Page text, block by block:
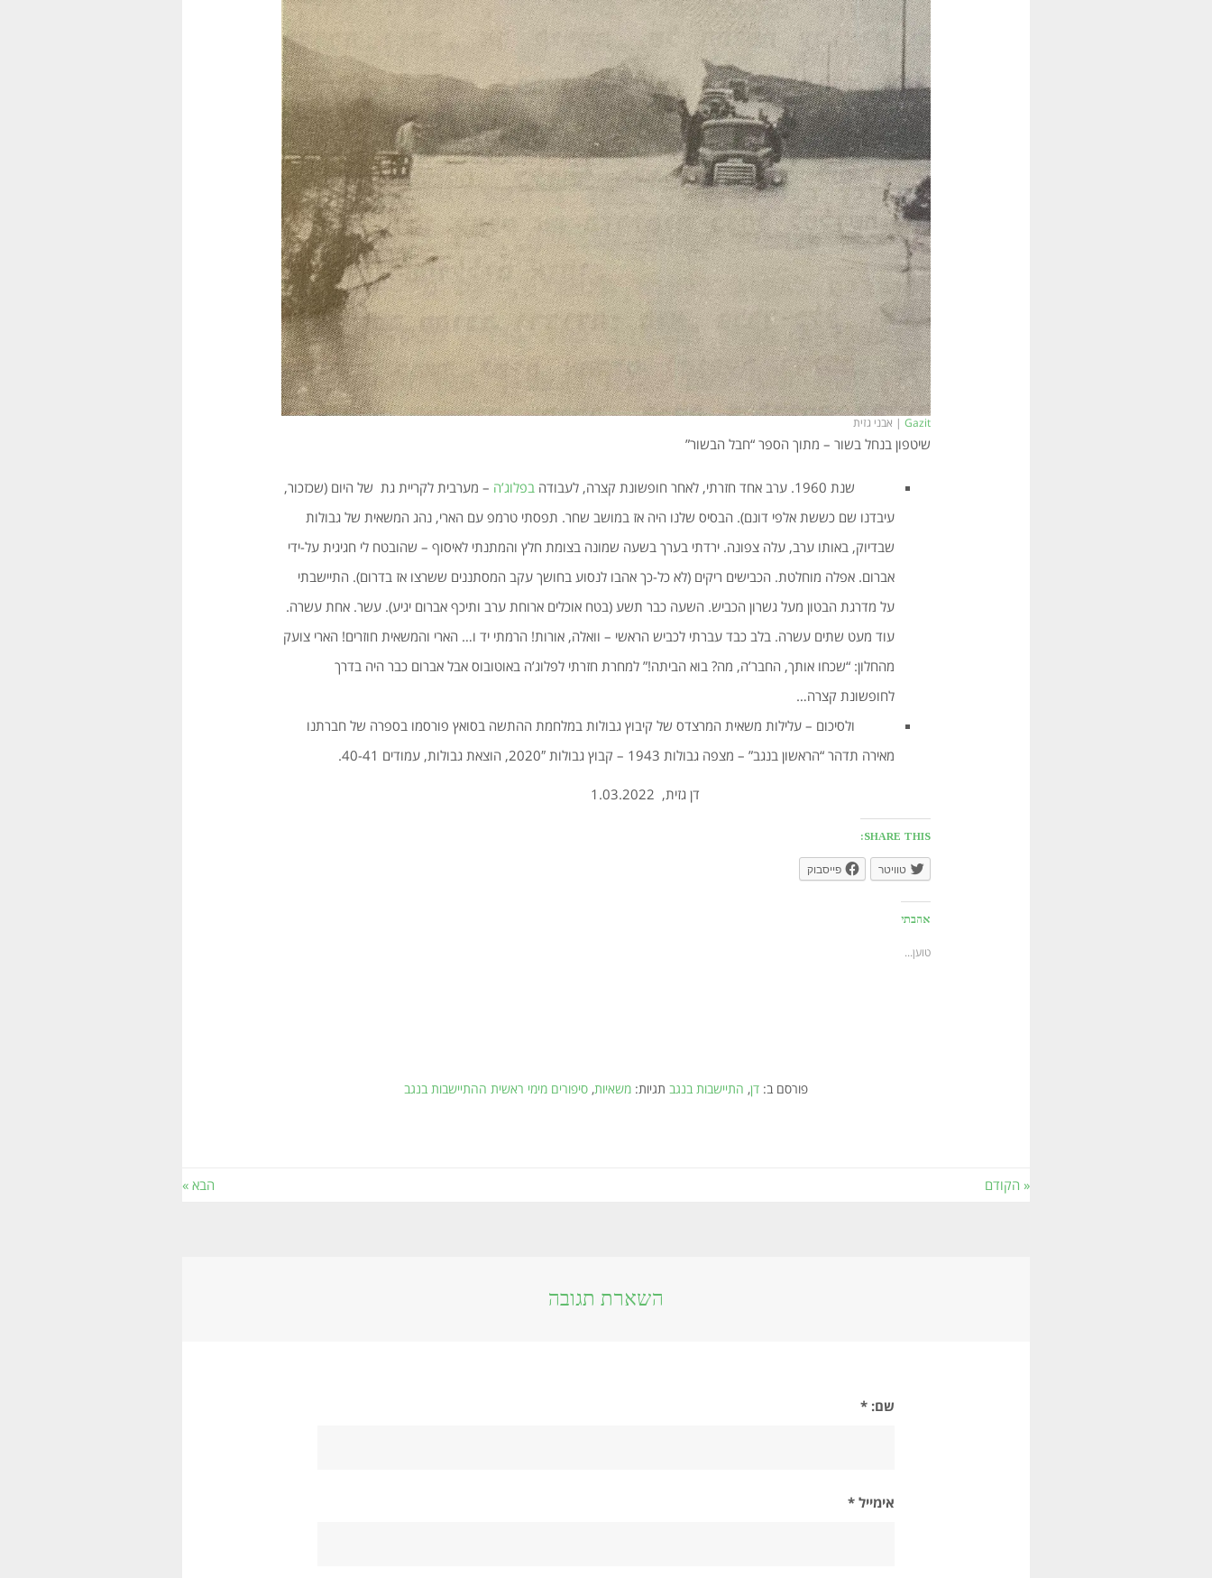
Gazit | אבני גזית
שיטפון בנחל בשור – מתוך הספר “חבל הבשור”
שנת 1960. ערב אחד חזרתי, לאחר חופשונת קצרה, לעבודה בפלוג’ה – מערבית לקריית גת של היום (שכזכור,
עיבדנו שם כששת אלפי דונם). הבסיס שלנו היה אז במושב שחר. תפסתי טרמפ עם הארי, נהג המשאית של גבולות
שבדיוק, באותו ערב, עלה צפונה. ירדתי בערך בשעה שמונה בצומת חלץ והמתנתי לאיסוף – שהובטח לי חגיגית על-ידי
אברום. אפלה מוחלטת. הכבישים ריקים (לא כל-כך אהבו לנסוע בחושך עקב המסתננים ששרצו אז בדרום). התיישבתי
על מדרגת הבטון מעל גשרון הכביש. השעה כבר תשע (בטח אוכלים ארוחת ערב ותיכף אברום יגיע). עשר. אחת עשרה.
עוד מעט שתים עשרה. בלב כבד עברתי לכביש הראשי – וואלה, אורות! הרמתי יד ו… הארי והמשאית חוזרים! הארי צועק
מהחלון: “שכחו אותך, החבר’ה, מה? בוא הביתה!” למחרת חזרתי לפלוג’ה באוטובוס אבל אברום כבר היה בדרך
לחופשונת קצרה…
ולסיכום – עלילות משאית המרצדס של קיבוץ גבולות במלחמת ההתשה בסואץ פורסמו בספרה של חברתנו
מאירה תדהר “הראשון בנגב” – מצפה גבולות 1943 – קבוץ גבולות 2020″, הוצאת גבולות, עמודים 40-41.
דן גזית, 1.03.2022
SHARE THIS:
טוויטר פייסבוק
אהבתי
טוען...
פורסם ב: דן, התיישבות בנגב תגיות: משאיות, סיפורים מימי ראשית ההתיישבות בנגב
« הקודם הבא »
השארת תגובה
שם: *
אימייל *